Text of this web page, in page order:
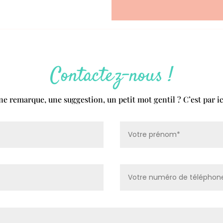
Contactez-nous !
remarque, une suggestion, un petit mot gentil ? C’est par